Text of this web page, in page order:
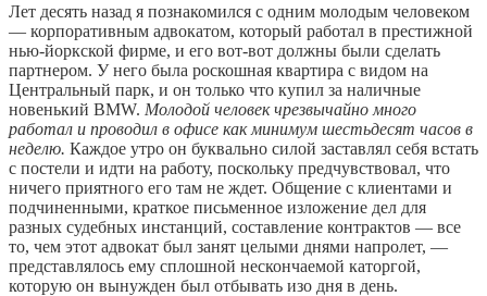
Лет десять назад я познакомился с одним молодым человеком
— корпоративным адвокатом, который работал в престижной
нью-йоркской фирме, и его вот-вот должны были сделать
партнером. У него была роскошная квартира с видом на
Центральный парк, и он только что купил за наличные
новенький BMW. Молодой человек чрезвычайно много
работал и проводил в офисе как минимум шестьдесят часов в
неделю. Каждое утро он буквально силой заставлял себя встать
с постели и идти на работу, поскольку предчувствовал, что
ничего приятного его там не ждет. Общение с клиентами и
подчиненными, краткое письменное изложение дел для
разных судебных инстанций, составление контрактов — все
то, чем этот адвокат был занят целыми днями напролет, —
представлялось ему сплошной нескончаемой каторгой,
которую он вынужден был отбывать изо дня в день.